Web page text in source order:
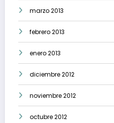
marzo 2013
febrero 2013
enero 2013
diciembre 2012
noviembre 2012
octubre 2012